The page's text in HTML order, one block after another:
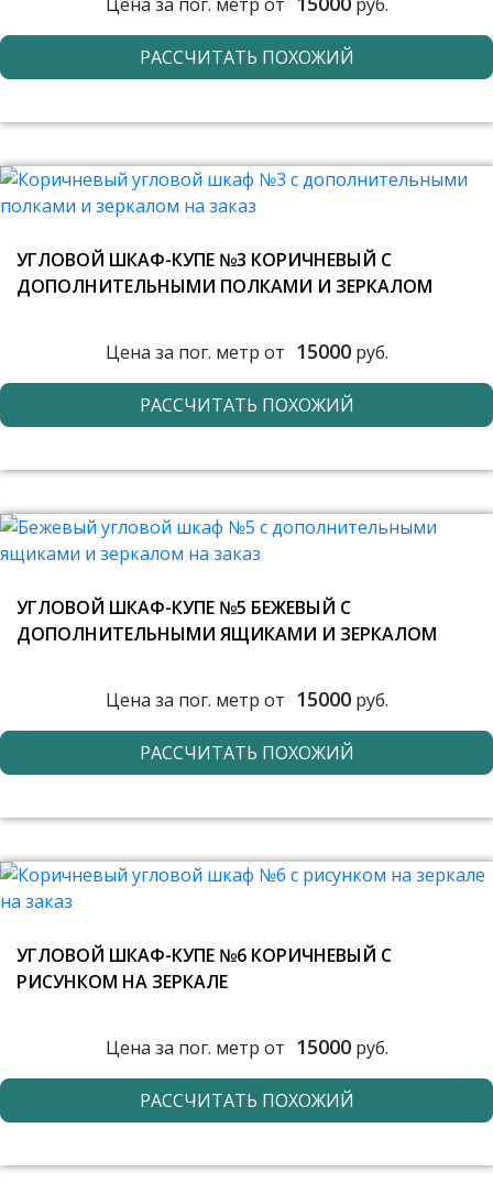
РАССЧИТАТЬ ПОХОЖИЙ
УГЛОВОЙ ШКАФ-КУПЕ №3 КОРИЧНЕВЫЙ С
ДОПОЛНИТЕЛЬНЫМИ ПОЛКАМИ И ЗЕРКАЛОМ
Цена за пог. метр от 15000руб.
РАССЧИТАТЬ ПОХОЖИЙ
УГЛОВОЙ ШКАФ-КУПЕ №5 БЕЖЕВЫЙ С
ДОПОЛНИТЕЛЬНЫМИ ЯЩИКАМИ И ЗЕРКАЛОМ
Цена за пог. метр от 15000руб.
РАССЧИТАТЬ ПОХОЖИЙ
УГЛОВОЙ ШКАФ-КУПЕ №6 КОРИЧНЕВЫЙ С
РИСУНКОМ НА ЗЕРКАЛЕ
Цена за пог. метр от 15000руб.
РАССЧИТАТЬ ПОХОЖИЙ